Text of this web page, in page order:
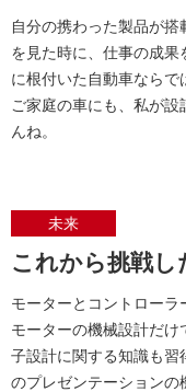
自分の携わった製品が
を見た時に、仕事の成
に根付いた自動車なら
ご家庭の車にも、私が
んね。
未来
これから挑戦し
モーターとコントローラ
モーターの機械設計だ
子設計に関する知識も
のプレゼンテーション